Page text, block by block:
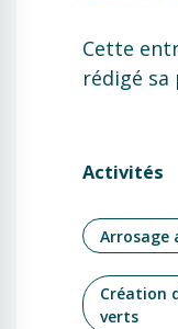
Cette
rédigé
Activités
Arrosage
Création
verts